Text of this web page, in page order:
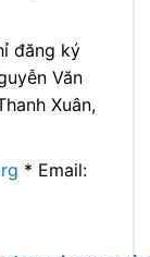
đăng ký
Văn
Xuân,
* Email: